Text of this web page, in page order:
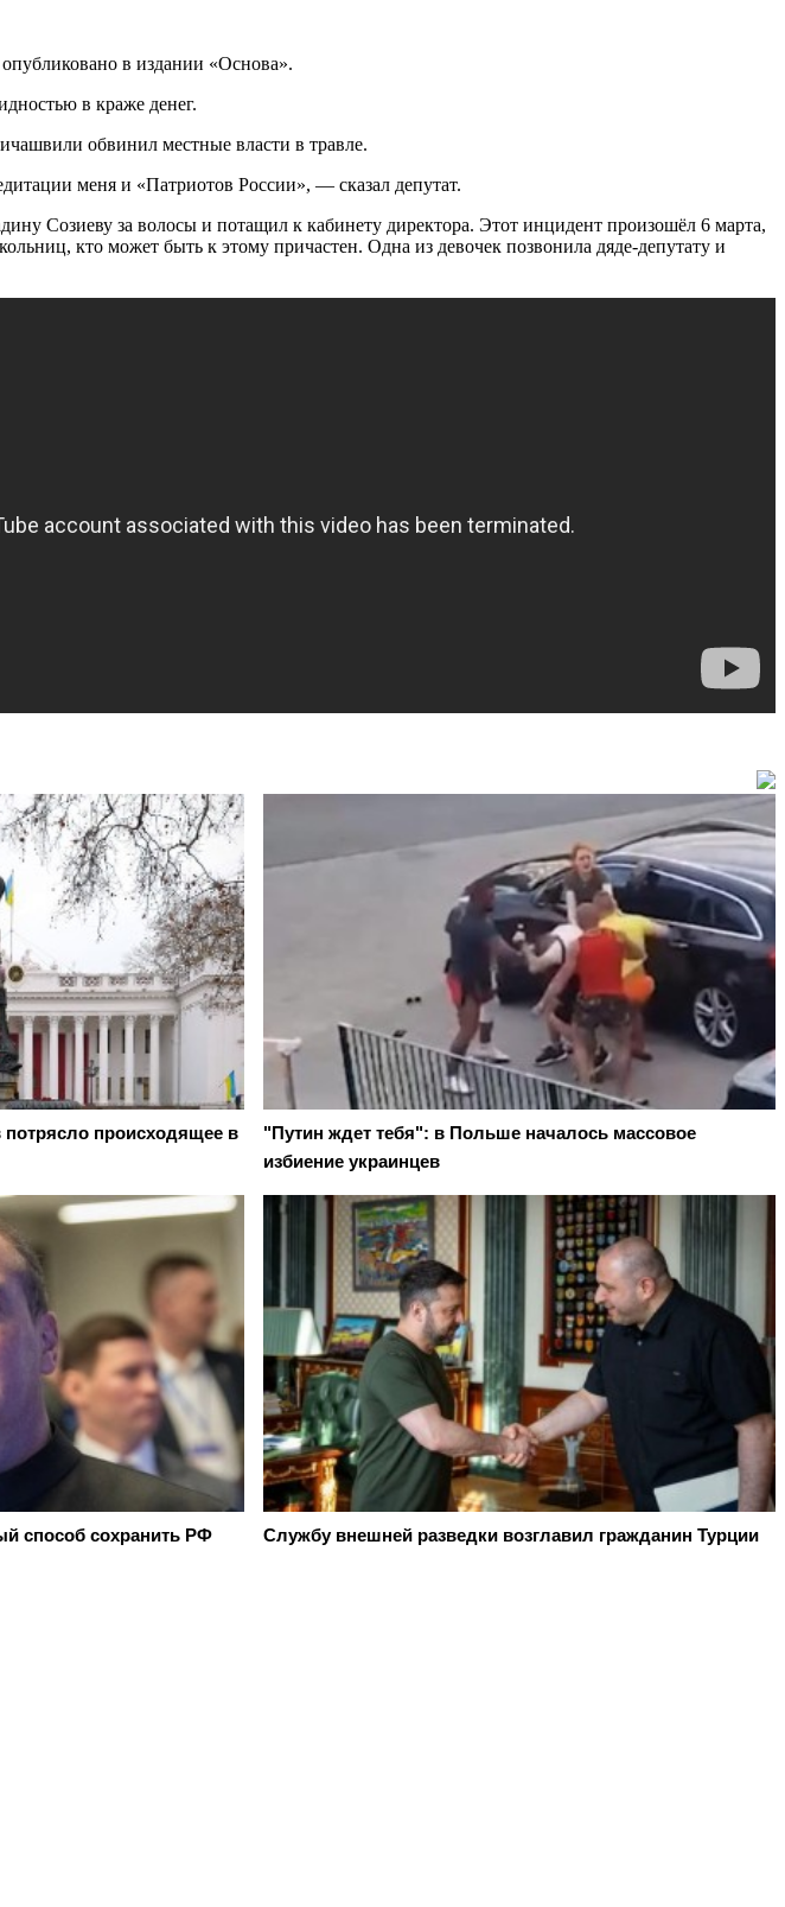
в издании «Основа».
в краже денег.
обвинил местные власти в травле.
меня и «Патриотов России», — сказал депутат.
Созиеву за волосы и потащил к кабинету директора. Этот инцидент произошёл 6 марта,
кто может быть к этому причастен. Одна из девочек позвонила дяде-депутату и
потрясло происходящее в
"Путин ждет тебя": в Польше началось массовое
избиение украинцев
способ сохранить РФ Службу внешней разведки возглавил гражданин Турции